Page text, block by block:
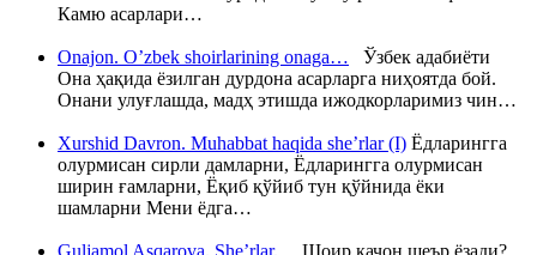
Камю асарлари…
Onajon. O’zbek shoirlarining onaga… Ўзбек адабиёти
Она ҳақида ёзилган дурдона асарларга ниҳоятда бой.
Онани улуғлашда, мадҳ этишда ижодкорларимиз чин…
Xurshid Davron. Muhabbat haqida she’rlar (I) Ёдларингга
олурмисан сирли дамларни, Ёдларингга олурмисан
ширин ғамларни, Ёқиб қўйиб тун қўйнида ёки
шамларни Мени ёдга…
Guljamol Asqarova. She’rlar. Шоир қачон шеър ёзади?